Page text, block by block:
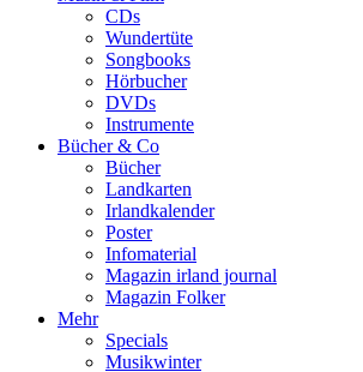
CDs
Wundertüte
Songbooks
Hörbucher
DVDs
Instrumente
Bücher & Co
Bücher
Landkarten
Irlandkalender
Poster
Infomaterial
Magazin irland journal
Magazin Folker
Mehr
Specials
Musikwinter